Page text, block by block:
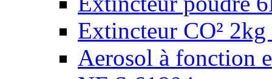
Extincteur CO²
Aerosol à fonction